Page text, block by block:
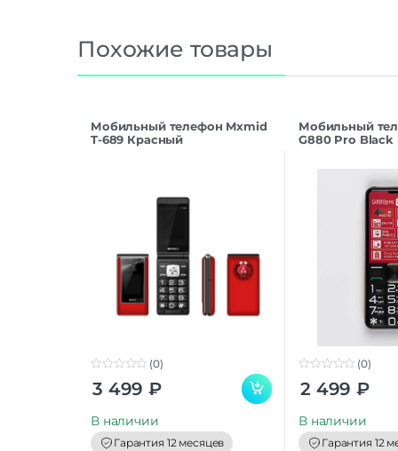
Похожие товары
Мобильный телефон Mxmid
T-689 Красный
o
o
(0)
3 499 ₽
В наличии
Гарантия 12 месяцев
Мобильный
G880 Pro Black
o
o
(0)
2 499 ₽
В наличии
Гарантия 12